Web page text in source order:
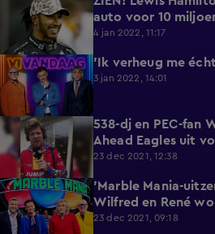
auto voor 10
4 jan 2022, 11:17
0:58 'Ik verheug me
3 jan 2022, 14:01
5:19
538-dj en PEC-fan
Ahead Eagles uit
goede doel
23 dec 2021, 12:38
1:18
'Marble Mania-
Wilfred en René
23 dec 2021, 09:18